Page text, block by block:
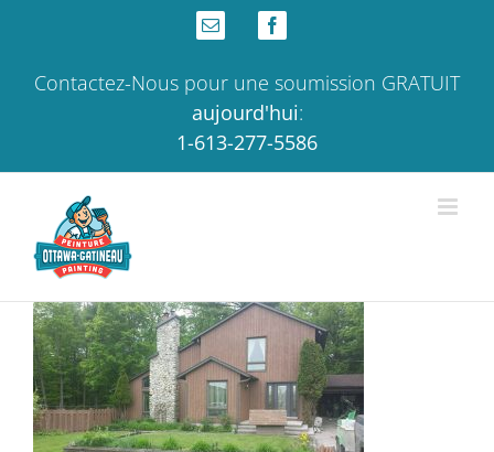
Email
Contactez-Nous pour une soumission GRATUIT
aujourd'hui:
1-613-277-5586